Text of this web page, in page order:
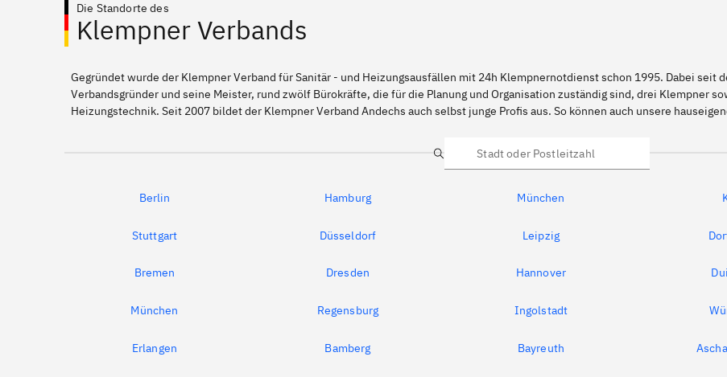
Die Standorte des
Klempner Verbands
Gegründet wurde der Klempner Verband für Sanitär - und Heizungsausfällen mit 24h Klempnernotdienst schon 1995. Dabei seit
Verbandsgründer und seine Meister, rund zwölf Bürokräfte, die für die Planung und Organisation zuständig sind, drei Klempner
Heizungstechnik. Seit 2007 bildet der Klempner Verband Andechs auch selbst junge Profis aus. So können auch unsere
Suche
Berlin Hamburg München
Stuttgart Düsseldorf Leipzig
Bremen Dresden Hannover
München Regensburg Ingolstadt
Erlangen Bamberg Bayreuth